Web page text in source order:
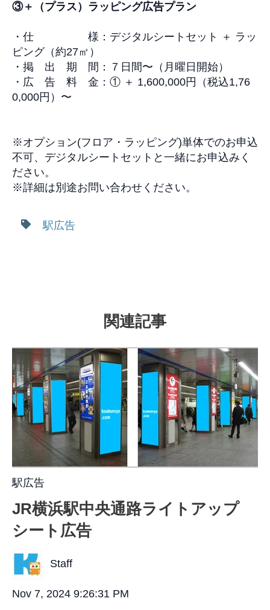
③＋（プラス）ラッピング広告プラン
・仕 様：デジタルシートセット ＋ ラッ
ピング（約27㎡ ）
・掲 出 期 間：７日間〜 （月曜日開始）
・広 告 料 金 ：① ＋ 1,600,000円 （税込1,76
0,000円 ） 〜
※オプション(フロア・ラッピング)単体でのお申込
不可、デジタルシートセットと一緒にお申込みく
ださい。
※詳細は別途お問い合わせください。
駅広告
関連記事
駅広告
JR横浜駅中央通路ライトアップ
シート広告
Staff
Nov 7, 2024 9:26:31 PM